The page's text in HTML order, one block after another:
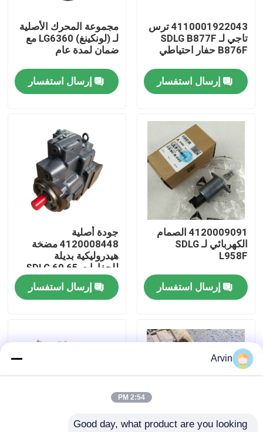
منزل
حول بنا
جولة في المعمل
ضبط الجودة
اتصل بنا
طلب اقتباس
قطع غيار الكمون
4110001922043 ترس
تاجي لـ SDLG B877F
B876F حفار احتياطي
إرسال استفسار
مجموعة المحرك الأصلية
لـ (لونكينغ) LG6360 مع
ضمان لمدة عام
إرسال استفسار
4120009091 الصمام
الكهربائي لـ SDLG
L958F
إرسال استفسار
جودة أصلية
4120008448 مضخة
هيدروليكية بديلة
للحفارات SDLG 60 65
صيانة
إرسال استفسار
Arvin
2:54 PM
Good day, what product are you looking